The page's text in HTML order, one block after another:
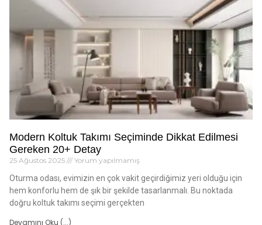
Modern Koltuk Takımı Seçiminde Dikkat Edilmesi
Gereken 20+ Detay
25 Ağustos 2025 Yorum yapılmamış
Oturma odası, evimizin en çok vakit geçirdiğimiz yeri olduğu için
hem konforlu hem de şık bir şekilde tasarlanmalı. Bu noktada
doğru koltuk takımı seçimi gerçekten
Devamını Oku (...)